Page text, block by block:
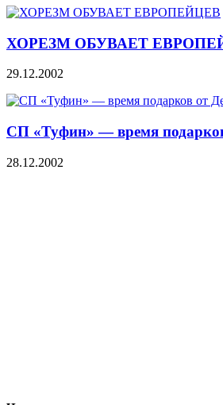
ХОРЕЗМ ОБУВАЕТ
29.12.2002
СП «Туфин» — время
28.12.2002